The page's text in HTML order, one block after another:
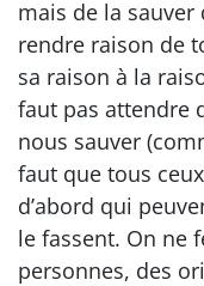
mais de la
rendre raison de
sa raison à la
faut pas attendre
nous sauver
faut que tous
d’abord qui
le fassent. On ne
personnes, des